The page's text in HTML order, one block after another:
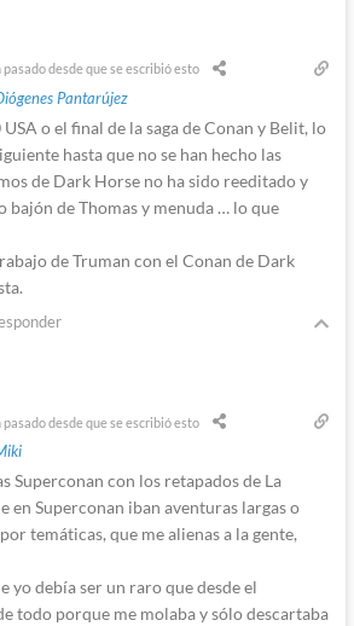
pasado desde que se escribió esto
Pantarújez
o el final de la saga de Conan y Belit, lo
hasta que no se han hecho las
de Dark Horse no ha sido reeditado y
bajón de Thomas y menuda … lo que
de Truman con el Conan de Dark
pasado desde que se escribió esto
Superconan con los retapados de La
en Superconan iban aventuras largas o
temáticas, que me alienas a la gente,
yo debía ser un raro que desde el
todo porque me molaba y sólo descartaba